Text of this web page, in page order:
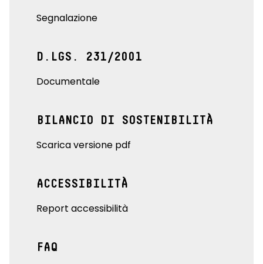
Segnalazione
D.LGS. 231/2001
Documentale
BILANCIO DI SOSTENIBILITÀ
Scarica versione pdf
ACCESSIBILITÀ
Report accessibilità
FAQ